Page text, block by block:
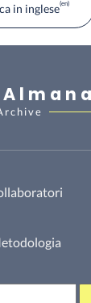
in inglese